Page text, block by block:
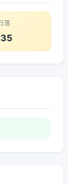
落